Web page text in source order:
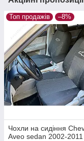
Топ продажів –8%
Чохли на сидіння
Aveo sedan 2002-2011